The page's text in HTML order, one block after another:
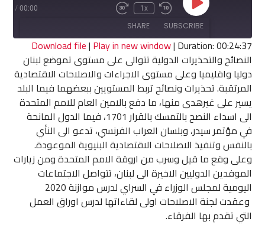
Play
Episode
Rewind
10
Seconds
1x
Fast
seconds
00:00
/
SUBSCRIBE
SHARE
RSS FEED
SHARE
LINK
EMBED
Download file| Play in new window| Duration: 00:24:37
النصائح والتحذيرات الدولية تتوالى على مستوى تموضع لبنان
دوليا واقليميا وعلى مستوى الاجراءات والاصلاحات الاقتصادية
المرتقبة. تحذيرات ونصائح تربط المستويين ببعضهما فيما البلد
يسير على غيرهدى منها، ما دفع بالامين العام للامم المتحدة
الى اسداء النصح بالتمسك بالقرار 1701، فيما الدول المانحة
في مؤتمر سيدر، وبلسان العراب الفرنسي، تدعو الى النأي
بالنفس وتنفيذ الاصلاحات الاقتصادية البنيوية الموعودة.
وعلى وقع ما قيل وسرب من اروقة الامم المتحدة ومن زيارات
الموفدين الدوليين الاخيرة الى لبنان، تتواصل الاجتماعات
اليومية لمجلس الوزراء في السراي لدرس موازنة 2020
وعقدت لجنة الاصلاحات اولى لقاءاتها لدرس اوراق العمل
التي تقدم بها الفرقاء.